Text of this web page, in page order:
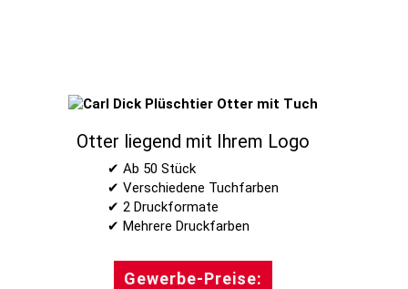
Otter liegend mit Ihrem Logo
✔ Ab 50 Stück
✔ Verschiedene Tuchfarben
✔ 2 Druckformate
Gewerbe-Preise: